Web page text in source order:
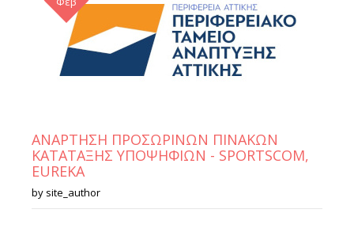
ΑΝΑΡΤΗΣΗ ΠΡΟΣΩΡΙΝΩΝ ΠΙΝΑΚΩΝ
ΚΑΤΑΤΑΞΗΣ ΥΠΟΨΗΦΙΩΝ - SPORTSCOM,
EUREKA
by site_author